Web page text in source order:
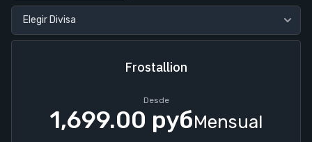
Frostallion
Desde
1,699.00 рубMensual